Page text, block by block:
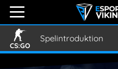
CS:GO
Spelintroduktion